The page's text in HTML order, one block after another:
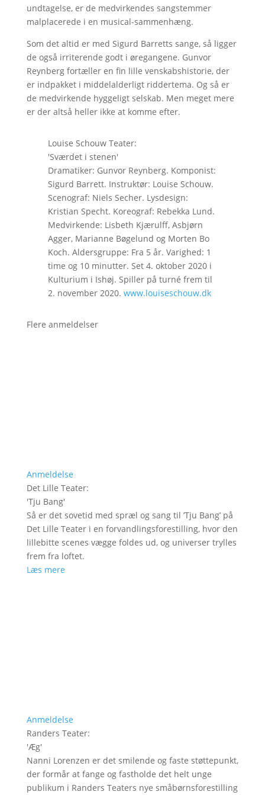
undtagelse, er de medvirkendes sangstemmer
malplacerede i en musical-sammenhæng.
Som det altid er med Sigurd Barretts sange, så ligger
de også irriterende godt i øregangene. Gunvor
Reynberg fortæller en fin lille venskabshistorie, der
er indpakket i middelalderligt riddertema. Og så er
de medvirkende hyggeligt selskab. Men meget mere
er der altså heller ikke at komme efter.
Louise Schouw Teater:
'Sværdet i stenen'
Dramatiker: Gunvor Reynberg. Komponist:
Sigurd Barrett. Instruktør: Louise Schouw.
Scenograf: Niels Secher. Lysdesign:
Kristian Specht. Koreograf: Rebekka Lund.
Medvirkende: Lisbeth Kjærulff, Asbjørn
Agger, Marianne Bøgelund og Morten Bo
Koch. Aldersgruppe: Fra 5 år. Varighed: 1
time og 10 minutter. Set 4. oktober 2020 i
Kulturium i Ishøj. Spiller på turné frem til
2. november 2020. www.louiseschouw.dk
Flere anmeldelser
Anmeldelse
Det Lille Teater:
'Tju Bang'
Så er det sovetid med spræl og sang til ’Tju Bang’ på
Det Lille Teater i en forvandlingsforestilling, hvor den
lillebitte scenes vægge foldes ud, og universer trylles
frem fra loftet.
Læs mere
Anmeldelse
Randers Teater:
'Æg'
Nanni Lorenzen er det smilende og faste støttepunkt,
der formår at fange og fastholde det helt unge
publikum i Randers Teaters nye småbørnsforestilling